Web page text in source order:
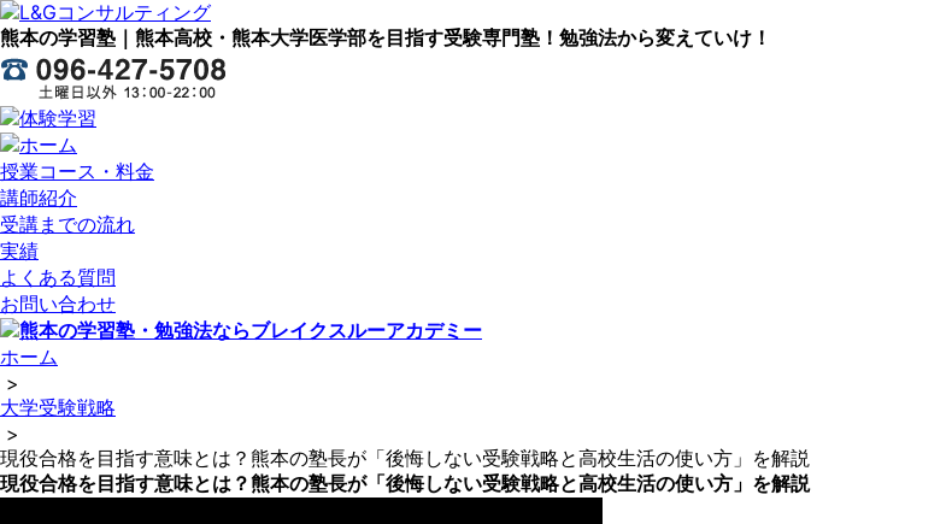
熊本の学習塾｜熊本高校・熊本大学医学部を目指す受験専門塾！勉強法から変えていけ！
授業コース・料金
講師紹介
受講までの流れ
実績
よくある質問
お問い合わせ
ホーム
>
大学受験戦略
>
現役合格を目指す意味とは？熊本の塾長が「後悔しない受験戦略と高校生活の使い方」を解説
現役合格を目指す意味とは？熊本の塾長が「後悔しない受験戦略と高校生活の使い方」を解説